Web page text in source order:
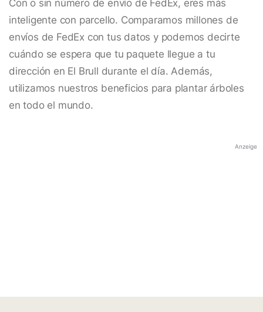
Con o sin número de envío de FedEx, eres más
inteligente con parcello. Comparamos millones de
envíos de FedEx con tus datos y podemos decirte
cuándo se espera que tu paquete llegue a tu
dirección en El Brull durante el día. Además,
utilizamos nuestros beneficios para plantar árboles
en todo el mundo.
Anzeige